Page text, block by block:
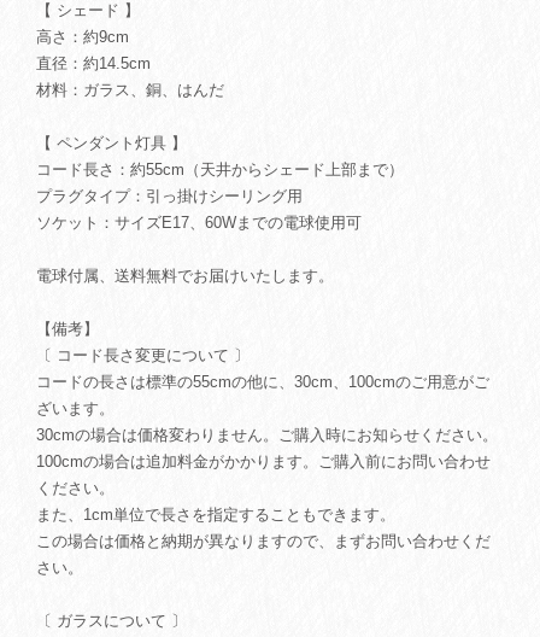
【 シェード 】
高さ：約9cm
直径：約14.5cm
材料：ガラス、銅、はんだ
【 ペンダント灯具 】
コード長さ：約55cm（天井からシェード上部まで）
プラグタイプ：引っ掛けシーリング用
ソケット：サイズE17、60Wまでの電球使用可
電球付属、送料無料でお届けいたします。
【備考】
〔 コード長さ変更について 〕
コードの長さは標準の55cmの他に、30cm、100cmのご用意がご
ざいます。
30cmの場合は価格変わりません。ご購入時にお知らせください。
100cmの場合は追加料金がかかります。ご購入前にお問い合わせ
ください。
また、1cm単位で長さを指定することもできます。
この場合は価格と納期が異なりますので、まずお問い合わせくだ
さい。
〔 ガラスについて 〕